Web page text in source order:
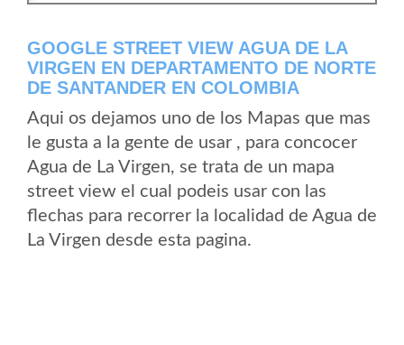
GOOGLE STREET VIEW AGUA DE LA
VIRGEN EN DEPARTAMENTO DE NORTE
DE SANTANDER EN COLOMBIA
Aqui os dejamos uno de los Mapas que mas
le gusta a la gente de usar , para concocer
Agua de La Virgen, se trata de un mapa
street view el cual podeis usar con las
flechas para recorrer la localidad de Agua de
La Virgen desde esta pagina.